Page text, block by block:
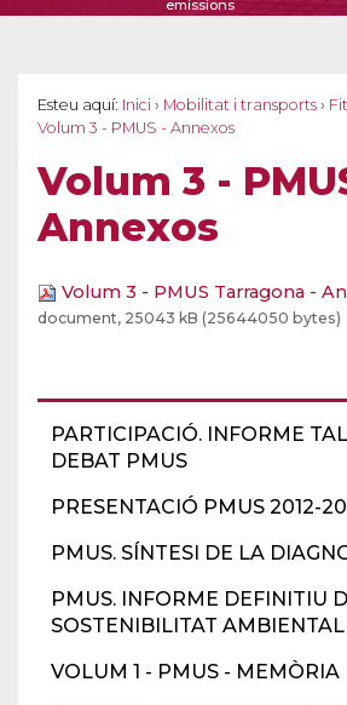
emissions
Esteu aquí: Inici › Mobilitat i transports ›
Volum 3 - PMUS - Annexos
Volum 3 -
Annexos
PARTICIPACIÓ. INFORME
DEBAT PMUS
PRESENTACIÓ PMUS 2012-
PMUS. SÍNTESI DE LA
PMUS. INFORME DEFINITIU
SOSTENIBILITAT AMBIENTAL
VOLUM 1 - PMUS - MEMÒRIA
Volum 3 - PMUS Tarragona -
document, 25043 kB (25644050 bytes)